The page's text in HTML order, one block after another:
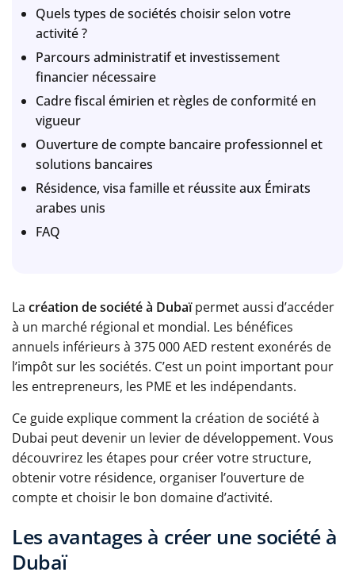
Quels types de sociétés choisir selon votre
activité ?
Parcours administratif et investissement
financier nécessaire
Cadre fiscal émirien et règles de conformité en
vigueur
Ouverture de compte bancaire professionnel et
solutions bancaires
Résidence, visa famille et réussite aux Émirats
arabes unis
FAQ
La création de société à Dubaïpermet aussi d’accéder
à un marché régional et mondial. Les bénéfices
annuels inférieurs à 375 000 AED restent exonérés de
l’impôt sur les sociétés. C’est un point important pour
les entrepreneurs, les PME et les indépendants.
Ce guide explique comment la création de société à
Dubai peut devenir un levier de développement. Vous
découvrirez les étapes pour créer votre structure,
obtenir votre résidence, organiser l’ouverture de
compte et choisir le bon domaine d’activité.
Les avantages à créer une société à
Dubaï